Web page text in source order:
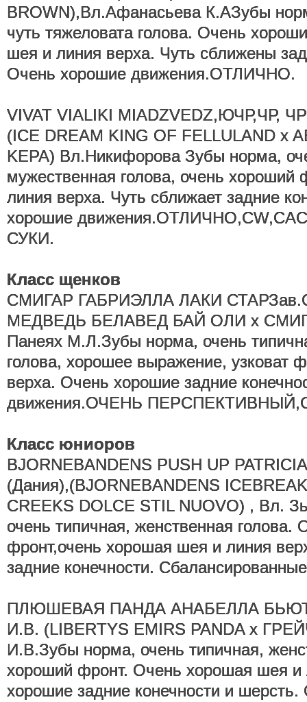
BROWN),Вл.Афанасьева К.АЗубы
чуть тяжеловата голова. Очень
шея и линия верха. Чуть сближены
Очень хорошие движения.ОТЛИЧНО.
VIVAT VIALIKI MIADZVEDZ,ЮЧР,ЧР,
(ICE DREAM KING OF FELLULAND x
KEPA) Вл.Никифорова Зубы норма,
мужественная голова, очень
линия верха. Чуть сближает задние
хорошие
СУКИ.
Класс щенков
СМИГАР ГАБРИЭЛЛА ЛАКИ
МЕДВЕДЬ БЕЛАВЕД БАЙ ОЛИ х
Панеях М.Л.Зубы норма, очень
голова, хорошее выражение, узковат
верха. Очень хорошие задние
движения.ОЧЕНЬ
Класс юниоров
BJORNEBANDENS PUSH UP
(Дания),(BJORNEBANDENS
CREEKS DOLCE STIL NUOVO) , Вл.
очень типичная, женственная голова.
фронт,очень хорошая шея и линия
задние конечности.
ПЛЮШЕВАЯ ПАНДА АНАБЕЛЛА
И.В. (LIBERTYS EMIRS PANDA x
И.В.Зубы норма, очень типичная,
хороший фронт. Очень хорошая шея и
хорошие задние конечности и